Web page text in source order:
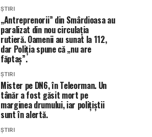
ȘTIRI
„Antreprenorii” din Smârdioasa au
paralizat din nou circulația
rutieră. Oamenii au sunat la 112,
dar Poliția spune că „nu are
făptaș”.
ȘTIRI
Mister pe DN6, în Teleorman. Un
tânăr a fost găsit mort pe
marginea drumului, iar polițiștii
sunt în alertă.
ȘTIRI